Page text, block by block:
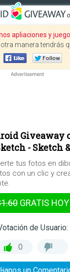
apliaciones y
otra manera tendrás
Giveaway
- Sketch
tus fotos en
con un clic y
GRATIS HOY
de Usuario:
0